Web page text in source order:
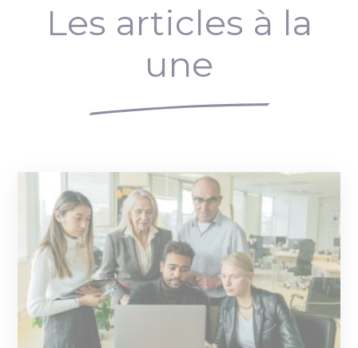
Les articles à la
une